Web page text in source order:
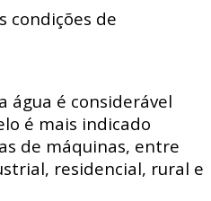
condições de
água é considerável
é mais indicado
de máquinas, entre
residencial, rural e